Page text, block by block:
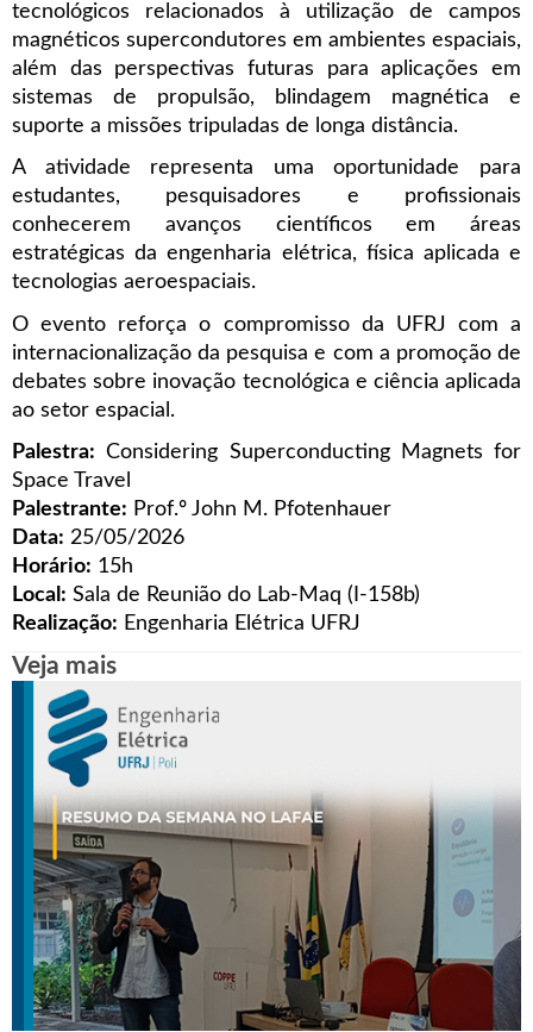
Veja mais
tecnológicos relacionados à utilização de campos
magnéticos supercondutores em ambientes espaciais,
além das perspectivas futuras para aplicações em
sistemas de propulsão, blindagem magnética e
suporte a missões tripuladas de longa distância.
A atividade representa uma oportunidade para
estudantes, pesquisadores e profissionais
conhecerem avanços científicos em áreas
estratégicas da engenharia elétrica, física aplicada e
tecnologias aeroespaciais.
O evento reforça o compromisso da UFRJ com a
internacionalização da pesquisa e com a promoção de
debates sobre inovação tecnológica e ciência aplicada
ao setor espacial.
Palestra: Considering Superconducting Magnets for
Space Travel
Palestrante: Prof.º John M. Pfotenhauer
Data: 25/05/2026
Horário: 15h
Local: Sala de Reunião do Lab-Maq (I-158b)
Realização: Engenharia Elétrica UFRJ